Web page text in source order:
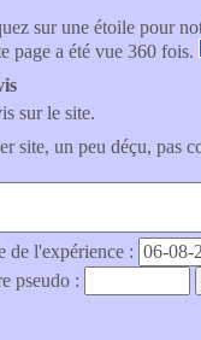
sur une étoile pour
page a été vue 360 fois.
sur le site.
site, un peu déçu, pas
de l'expérience :
pseudo :